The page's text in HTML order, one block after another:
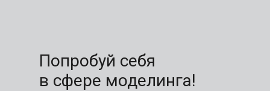
Попробуй себя
в сфере моделинга!